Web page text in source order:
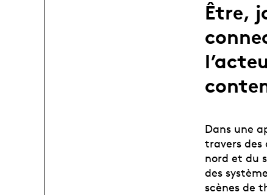
Être,
Dans une
travers des
nord et du
des
scènes de